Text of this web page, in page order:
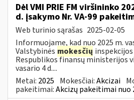
Dėl VMI PRIE FM viršininko
d. įsakymo Nr. VA-99
Web turinio sąrašas 2025-02-05
Informuojame, kad nuo 2025 m.
Valstybinės mokesčių
Respublikos finansų ministerijos
vasario 4 d....
Metai: 2025 Mokesčiai:Akcizai
pakeitimai:Akcizų pakeitimai nuo